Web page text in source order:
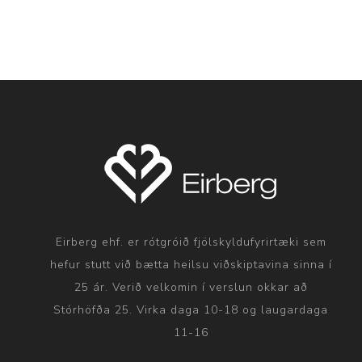
Eirberg ehf. er rótgróið fjölskyldufyrirtæki sem
hefur stutt við bætta heilsu viðskiptavina sinna í
25 ár. Verið velkomin í verslun okkar að
Stórhöfða 25. Virka daga 10-18 og laugardaga
11-16